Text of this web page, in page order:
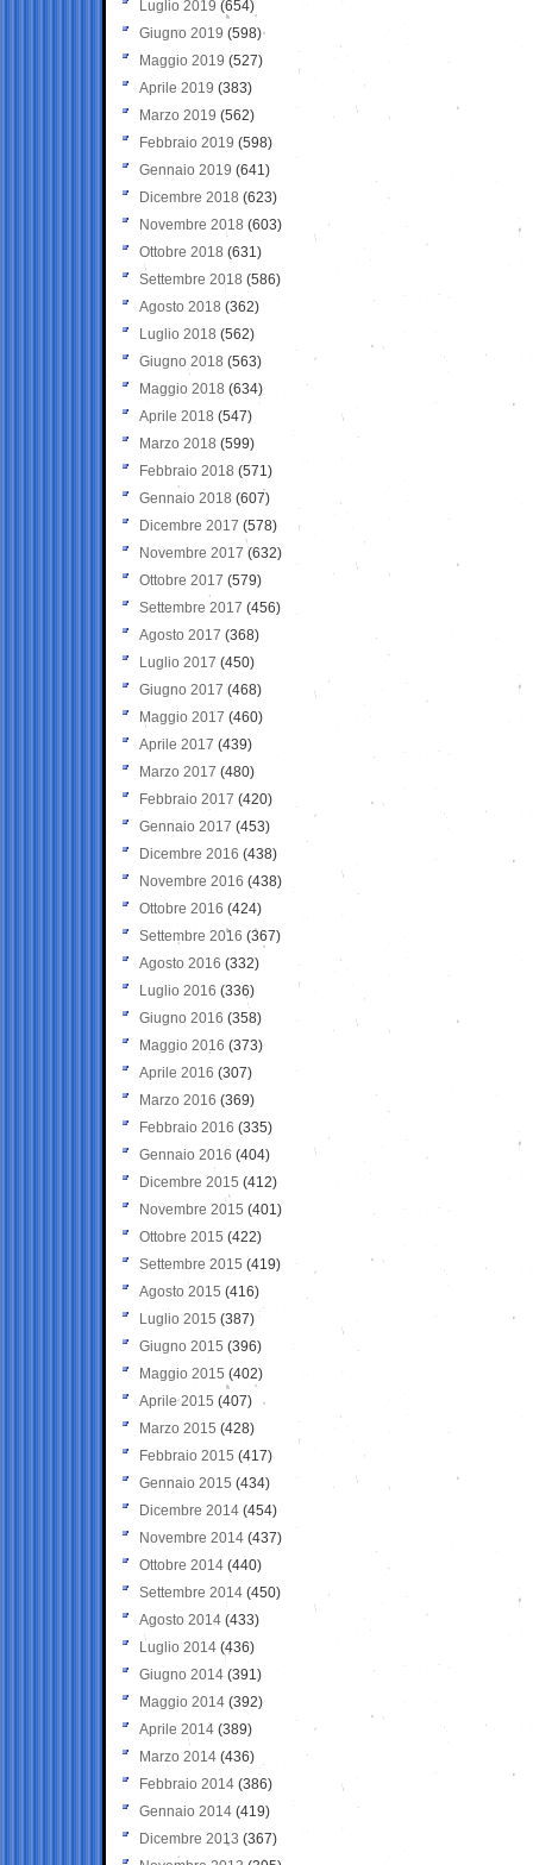
Luglio 2019 (654)
Giugno 2019 (598)
Maggio 2019 (527)
Aprile 2019 (383)
Marzo 2019 (562)
Febbraio 2019 (598)
Gennaio 2019 (641)
Dicembre 2018 (623)
Novembre 2018 (603)
Ottobre 2018 (631)
Settembre 2018 (586)
Agosto 2018 (362)
Luglio 2018 (562)
Giugno 2018 (563)
Maggio 2018 (634)
Aprile 2018 (547)
Marzo 2018 (599)
Febbraio 2018 (571)
Gennaio 2018 (607)
Dicembre 2017 (578)
Novembre 2017 (632)
Ottobre 2017 (579)
Settembre 2017 (456)
Agosto 2017 (368)
Luglio 2017 (450)
Giugno 2017 (468)
Maggio 2017 (460)
Aprile 2017 (439)
Marzo 2017 (480)
Febbraio 2017 (420)
Gennaio 2017 (453)
Dicembre 2016 (438)
Novembre 2016 (438)
Ottobre 2016 (424)
Settembre 2016 (367)
Agosto 2016 (332)
Luglio 2016 (336)
Giugno 2016 (358)
Maggio 2016 (373)
Aprile 2016 (307)
Marzo 2016 (369)
Febbraio 2016 (335)
Gennaio 2016 (404)
Dicembre 2015 (412)
Novembre 2015 (401)
Ottobre 2015 (422)
Settembre 2015 (419)
Agosto 2015 (416)
Luglio 2015 (387)
Giugno 2015 (396)
Maggio 2015 (402)
Aprile 2015 (407)
Marzo 2015 (428)
Febbraio 2015 (417)
Gennaio 2015 (434)
Dicembre 2014 (454)
Novembre 2014 (437)
Ottobre 2014 (440)
Settembre 2014 (450)
Agosto 2014 (433)
Luglio 2014 (436)
Giugno 2014 (391)
Maggio 2014 (392)
Aprile 2014 (389)
Marzo 2014 (436)
Febbraio 2014 (386)
Gennaio 2014 (419)
Dicembre 2013 (367)